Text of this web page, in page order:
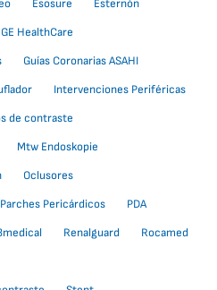
Esosure
Esternón
GE HealthCare
Guías Coronarias ASAHI
Intervenciones Periféricas
de contraste
Mtw Endoskopie
Oclusores
Parches Pericárdicos
PDA
Renalguard
Rocamed